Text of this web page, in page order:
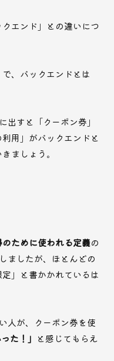
エンド」との違いにつ
、バックエンドとは
すと「クーポン券」
用」がバックエンドと
ましょう。
ために使われる定義の
ましたが、ほとんどの
」と書かかれているは
人が、クーポン券を使
た！」 と感じてもらえ